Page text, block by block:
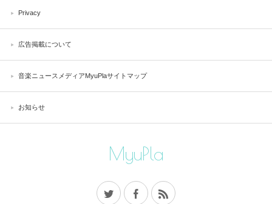
Privacy
広告掲載について
音楽ニュースメディアMyuPlaサイトマップ
お知らせ
MyuPla